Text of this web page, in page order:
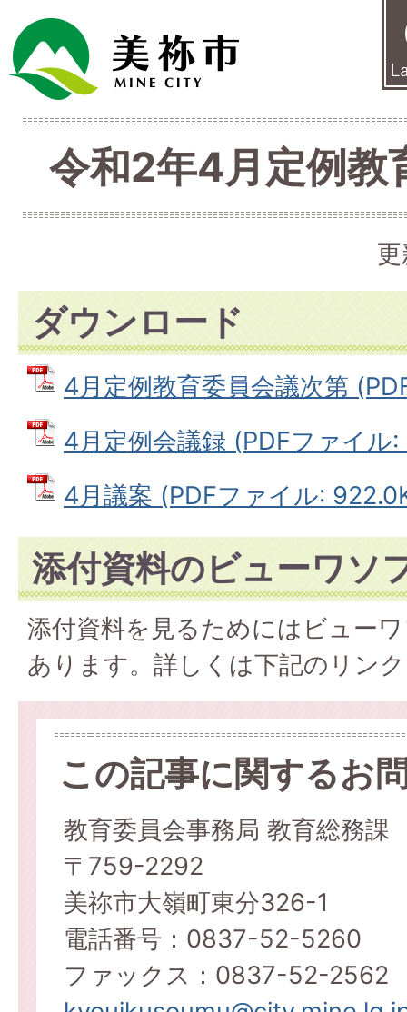
令和2年4月定例教
ダウンロード
4月定例教育委員会議次第
4月定例会議録 (PDFファイル
4月議案 (PDFファイル:
添付資料のビューワソ
添付資料を見るためにはビュー
あります。詳しくは下記のリン
この記事に関するお
教育委員会事務局 教育総務課
〒759-2292
美祢市大嶺町東分326-1
電話番号：0837-52-5260
ファックス：0837-52-2562